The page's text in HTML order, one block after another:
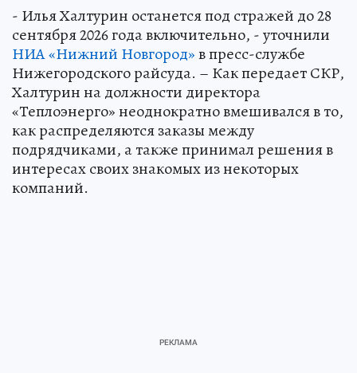
- Илья Халтурин останется под стражей до 28
сентября 2026 года включительно, - уточнили
НИА «Нижний Новгород»в пресс-службе
Нижегородского райсуда. – Как передает СКР,
Халтурин на должности директора
«Теплоэнерго» неоднократно вмешивался в то,
как распределяются заказы между
подрядчиками, а также принимал решения в
интересах своих знакомых из некоторых
компаний.